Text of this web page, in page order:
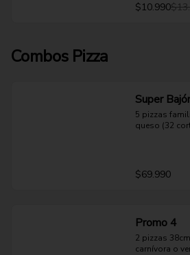
$10.990
Combos Pizza
Super
5 pizzas
queso (32
$69.990
Promo 4
2 pizzas
carnívora o